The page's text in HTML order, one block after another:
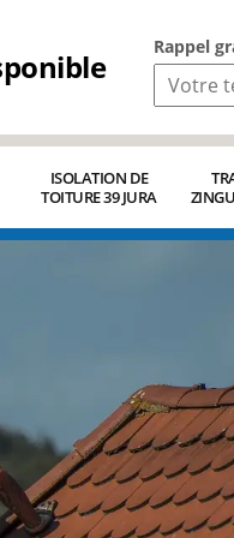
Rappel
ISOLATION DE
TOITURE 39 JURA